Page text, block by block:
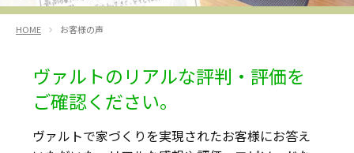
HOME お客様の声
ヴァルトのリアルな評判・評価を
ご確認ください。
ヴァルトで家づくりを実現されたお客様にお答え